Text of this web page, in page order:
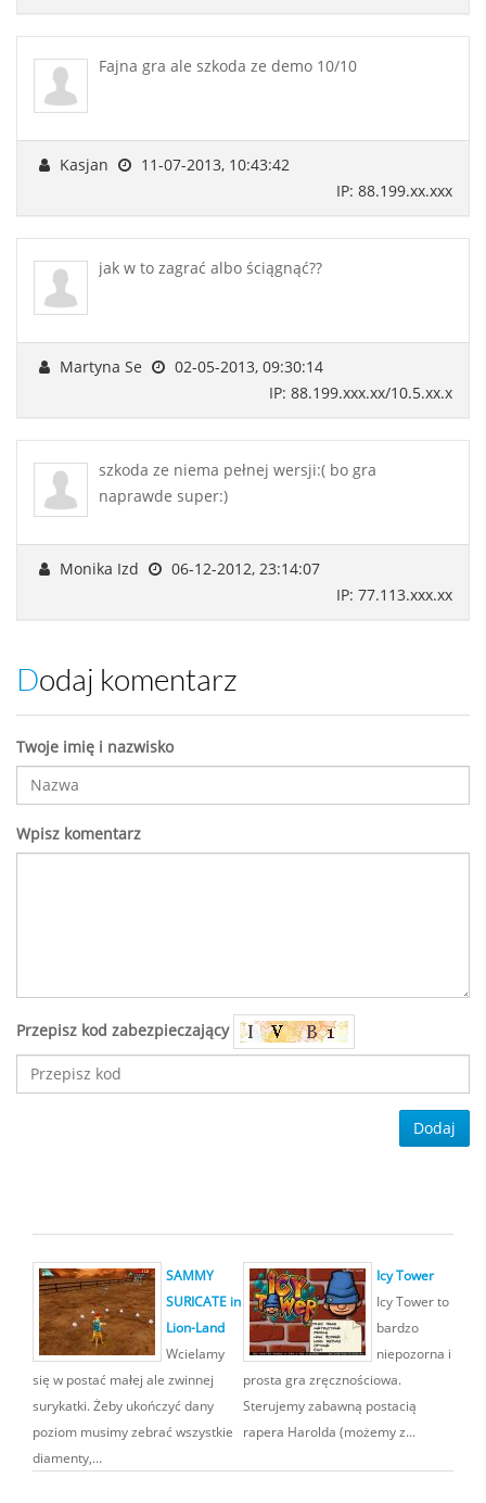
Fajna gra ale szkoda ze demo 10/10
Kasjan
11-07-2013, 10:43:42
IP: 88.199.xx.xxx
jak w to zagrać albo ściągnąć??
Martyna Se
02-05-2013, 09:30:14
IP: 88.199.xxx.xx/10.5.xx.x
szkoda ze niema pełnej wersji:( bo gra
naprawde super:)
Monika Izd
06-12-2012, 23:14:07
IP: 77.113.xxx.xx
Dodaj komentarz
Twoje imię i nazwisko
Wpisz komentarz
Przepisz kod zabezpieczający
Dodaj
SAMMY
SURICATE in
Lion-Land
Wcielamy
się w postać małej ale zwinnej
surykatki. Żeby ukończyć dany
poziom musimy zebrać wszystkie
diamenty,...
Icy Tower
Icy Tower to
bardzo
niepozorna i
prosta gra zręcznościowa.
Sterujemy zabawną postacią
rapera Harolda (możemy z...